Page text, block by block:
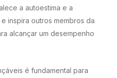
a autoestima e a
inspira outros membros da
alcançar um desempenho
é fundamental para